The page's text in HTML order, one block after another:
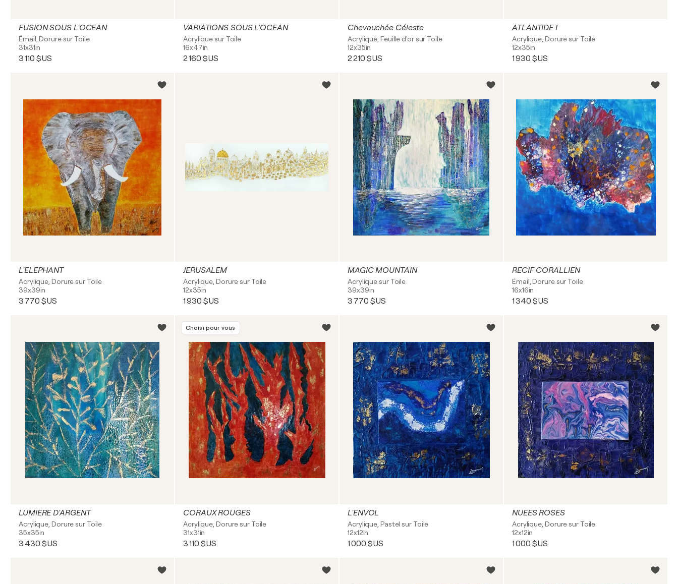
FUSION SOUS L'OCEAN
Émail, Dorure sur Toile
31x31in
3 110 $US
VARIATIONS SOUS L'OCEAN
Acrylique sur Toile
16x47in
2 160 $US
Chevauchée Céleste
Acrylique, Feuille d'or sur Toile
12x35in
2 210 $US
ATLANTIDE I
Acrylique, Dorure sur Toile
12x35in
1 930 $US
L'ELEPHANT
Acrylique, Dorure sur Toile
39x39in
3 770 $US
JERUSALEM
Acrylique, Dorure sur Toile
12x35in
1 930 $US
MAGIC MOUNTAIN
Acrylique sur Toile
39x39in
3 770 $US
RECIF CORALLIEN
Émail, Dorure sur Toile
16x16in
1 340 $US
LUMIERE D'ARGENT
Acrylique, Dorure sur Toile
35x35in
3 430 $US
Choisi pour vous
CORAUX ROUGES
Acrylique, Dorure sur Toile
31x31in
3 110 $US
L'ENVOL
Acrylique, Pastel sur Toile
12x12in
1 000 $US
NUEES ROSES
Acrylique, Dorure sur Toile
12x12in
1 000 $US